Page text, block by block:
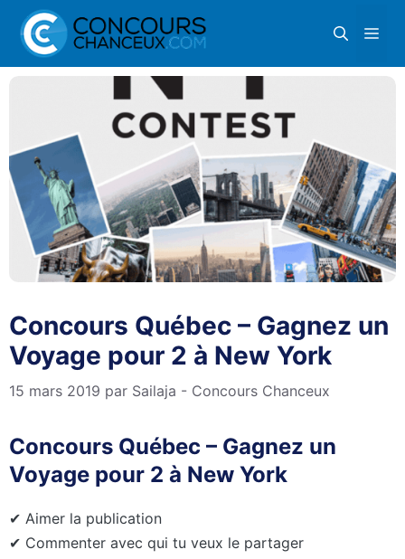
Aller
contenu
Concours Québec – Gagnez un
Voyage pour 2 à New York
15 mars 2019 par Sailaja - Concours Chanceux
Concours Québec – Gagnez un
Voyage pour 2 à New York
✔ Aimer la publication
✔ Commenter avec qui tu veux le partager